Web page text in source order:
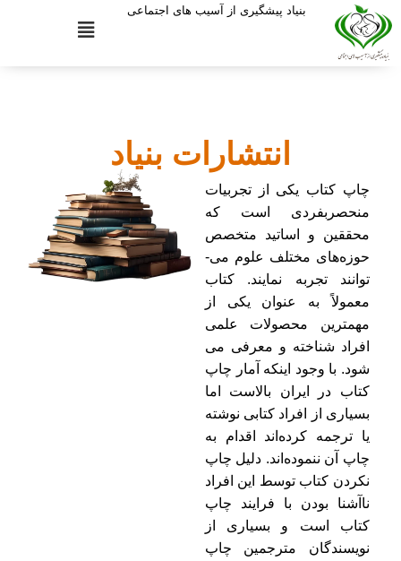
بنیاد پیشگیری از آسیب های اجتماعی
انتشارات بنیاد
چاپ کتاب یکی از تجربیات
منحصربفردی است که
محققین و اساتید متخصص
حوزه‌­های مختلف علوم می‌­
توانند تجربه نمایند. کتاب
معمولاً به عنوان یکی از
مهمترین محصولات علمی
افراد شناخته و معرفی می­‌
شود. با وجود اینکه آمار چاپ
کتاب در ایران بالاست اما
بسیاری از افراد کتابی نوشته
یا ترجمه کرده‌اند اقدام به
چاپ آن ننموده­‌اند. دلیل چاپ
نکردن کتاب توسط این افراد
ناآشنا بودن با فرایند چاپ
کتاب است و بسیاری از
نویسندگان مترجمین چاپ